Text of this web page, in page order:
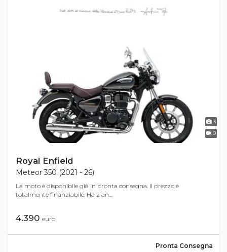
3
0
Royal Enfield
Meteor 350 (2021 - 26)
La moto è disponibile già in pronta consegna. Il prezzo è
totalmente finanziabile. Ha 2 an...
4.390 euro
Pronta Consegna